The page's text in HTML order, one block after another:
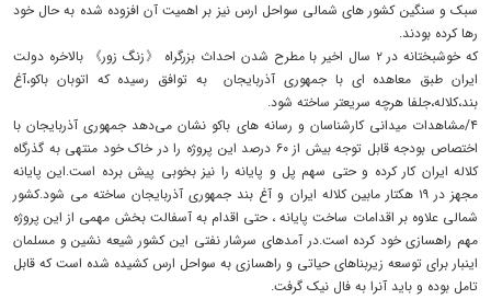
سبک و سنگین کشور های شمالی سواحل ارس نیز بر اهمیت آن افزوده شده به حال خود
رها کرده بودند.
که خوشبختانه در ۲ سال اخیر با مطرح شدن احداث بزرگراه 《زنگ زور》 بالاخره دولت
ایران طبق معاهده ای با جمهوری آذربایجان به توافق رسیده که اتوبان باکو،آغ
بند،کلاله،جلفا هرچه سریعتر ساخته شود.
۴/مشاهدات میدانی کارشناسان و رسانه های باکو نشان می‌دهد جمهوری آذربایجان با
اختصاص بودجه قابل توجه بیش از ۶۰ درصد این پروژه را در خاک خود منتهی به گذرگاه
کلاله ایران کار کرده و حتی سهم پل و پایانه را نیز بخوبی پیش برده است.این پایانه
مجهز در ۱۹ هکتار مابین کلاله ایران و آغ بند جمهوری آذربایجان ساخته می شود.کشور
شمالی علاوه بر اقدامات ساخت پایانه ، حتی اقدام به آسفالت بخش مهمی از این پروژه
مهم راهسازی خود کرده است.در آمدهای سرشار نفتی این کشور شیعه نشین و مسلمان
اینبار برای توسعه زیربناهای حیاتی و راهسازی به سواحل ارس کشیده شده است که قابل
تامل بوده و باید آنرا به فال نیک گرفت.